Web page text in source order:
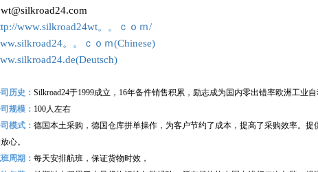
wt@silkroad24.com
www.silkroad24wt。。ｃｏｍ/
。。ｃｏｍ(Chinese)
历史： Silkroad24于1999成立，16年备件销售积累，励志成为国内零出错率欧洲工业
规模： 100人左右
模式： 德国本土采购，德国仓库拼单操作，为客户节约了成本，提高了采购效率。
心。
周期： 每天安排航班，保证货物时效，